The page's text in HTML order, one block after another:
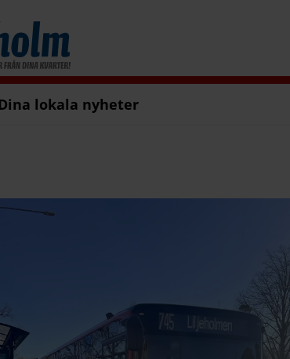
lokala nyheter